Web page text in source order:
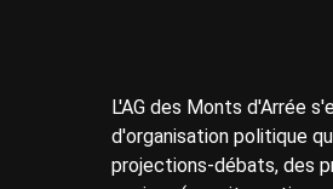
L'AG des Monts d'Arrée
d'organisation politique
projections-débats, des